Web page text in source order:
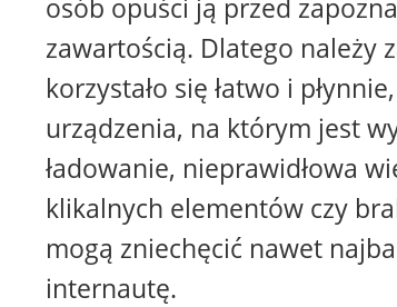
osób opuści ją przed
zawartością. Dlatego należy
korzystało się łatwo i
urządzenia, na którym jest
ładowanie, nieprawidłowa
klikalnych elementów czy
mogą zniechęcić nawet
internautę.